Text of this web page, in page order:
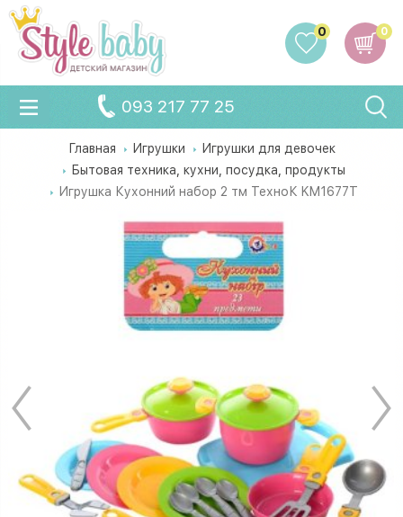
0
0
093 217 77 25
Главная Игрушки
Игрушки для девочек
Бытовая техника, кухни, посудка, продукты
Игрушка Кухонний набор 2 тм ТехноК KM1677T